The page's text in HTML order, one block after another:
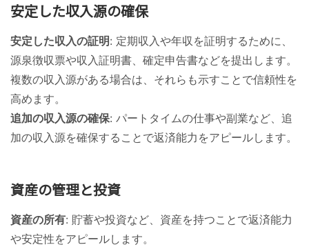
安定した収入源の確保
安定した収入の証明: 定期収入や年収を証明するために、
源泉徴収票や収入証明書、確定申告書などを提出します。
複数の収入源がある場合は、それらも示すことで信頼性を
高めます。
追加の収入源の確保: パートタイムの仕事や副業など、追
加の収入源を確保することで返済能力をアピールします。
資産の管理と投資
資産の所有: 貯蓄や投資など、資産を持つことで返済能力
や安定性をアピールします。